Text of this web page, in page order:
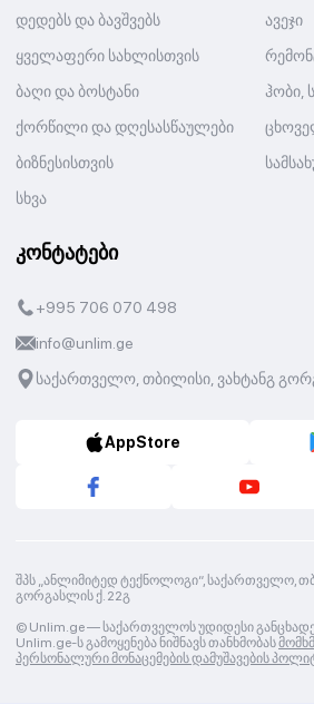
დედებს და ბავშვებს
ავეჯი
ყველაფერი სახლისთვის
ბაღი და ბოსტანი
ჰობი,
ქორწილი და დღესასწაულები
ბიზნესისთვის
სხვა
კონტატები
+995 706 070 498
info@unlim.ge
საქართველო, თბილისი, ვახტანგ
AppStore
შპს „ანლიმიტედ ტექნოლოგი“, საქართველო,
გორგასლის ქ. 22გ
© Unlim.ge —საქართველოს უდიდესი
Unlim.ge-ს გამოყენება ნიშნავს თანხმობას
პერსონალური მონაცემების დამუშავების